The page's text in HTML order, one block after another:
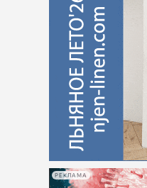
РЕКЛАМА